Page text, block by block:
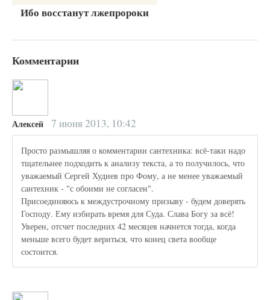
Ибо восстанут лжепророки
Комментарии
Алексей 7 июня 2013, 10:42
Просто размышляя о комментарии сантехника: всё-таки надо
тщательнее подходить к анализу текста, а то получилось, что
уважаемый Сергей Худиев про Фому, а не менее уважаемый
сантехник - "с обоими не согласен".
Присоединяюсь к междустрочному призыву - будем доверять
Господу. Ему избирать время для Суда. Слава Богу за всё!
Уверен, отсчет последних 42 месяцев начнется тогда, когда
меньше всего будет вериться, что конец света вообще
состоится.